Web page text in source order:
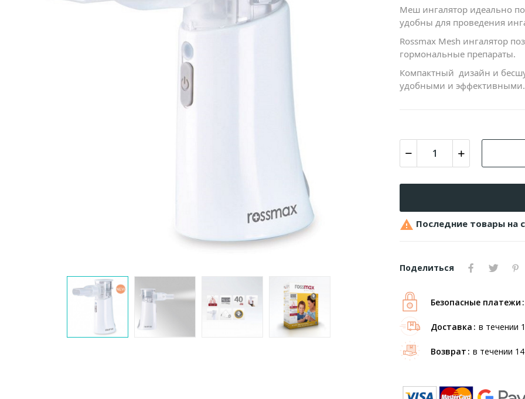
Меш ингалятор идеально
удобны для проведения
Rossmax Mesh ингалятор
гормональные препараты.
Компактный дизайн и
удобными и эффективными.
 Последние товары на
Поделиться
Безопасные платежи
Доставка в течении
Возврат в течении